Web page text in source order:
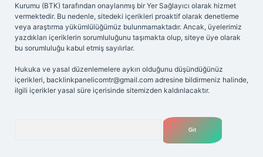
Kurumu (BTK) tarafından onaylanmış bir Yer Sağlayıcı olarak hizmet
vermektedir. Bu nedenle, sitedeki içerikleri proaktif olarak denetleme
veya araştırma yükümlülüğümüz bulunmamaktadır. Ancak, üyelerimiz
yazdıkları içeriklerin sorumluluğunu taşımakta olup, siteye üye olarak
bu sorumluluğu kabul etmiş sayılırlar.
Hukuka ve yasal düzenlemelere aykırı olduğunu düşündüğünüz
içerikleri, backlinkpanelicomtr@gmail.com adresine bildirmeniz halinde,
ilgili içerikler yasal süre içerisinde sitemizden kaldırılacaktır.